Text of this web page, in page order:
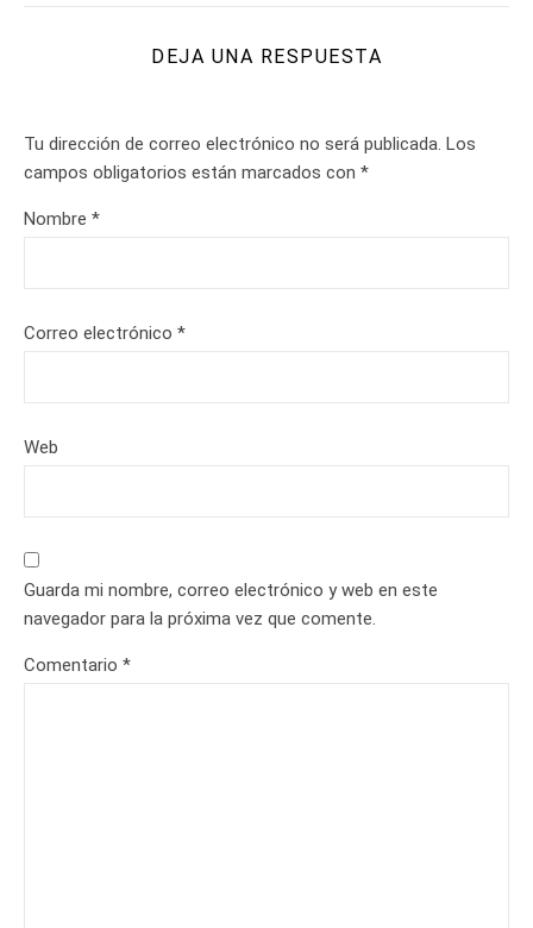
DEJA UNA RESPUESTA
Tu dirección de correo electrónico no será publicada. Los
campos obligatorios están marcados con *
Nombre *
Correo electrónico *
Web
Guarda mi nombre, correo electrónico y web en este
navegador para la próxima vez que comente.
Comentario *